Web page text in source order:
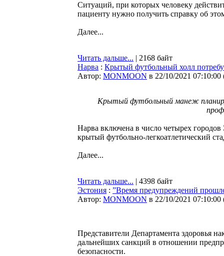
Ситуаций, при которых человеку
пациенту нужно получить справку об
Далее...
Читать дальше... | 2168 байт
Нарва : Крытый футбольный холл
Автор: MONMOON в 22/10/2021 07:10:00
Крытый футбольный манеж
Нарва включена в число четырех
крытый футбольно-легкоатлетический
Далее...
Читать дальше... | 4398 байт
Эстония : ”Время предупреждений
Автор: MONMOON в 22/10/2021 07:10:00
Представители Департамента здоровья
дальнейших санкций в отношении
безопасности.